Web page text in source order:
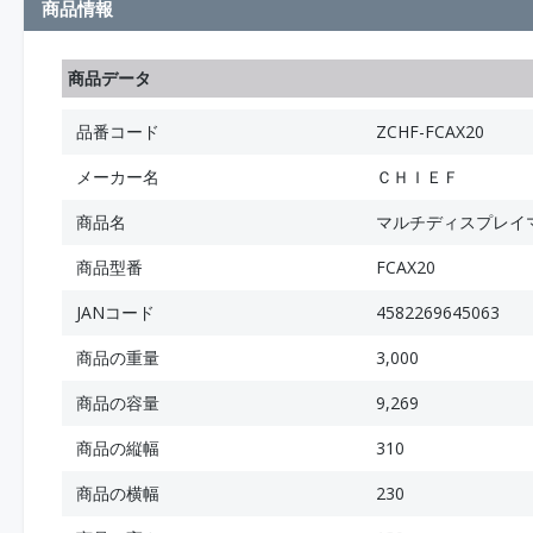
商品情報
商品データ
品番コード
ZCHF-FCAX20
メーカー名
ＣＨＩＥＦ
商品名
マルチディスプレイ
商品型番
FCAX20
JANコード
4582269645063
商品の重量
3,000
商品の容量
9,269
商品の縦幅
310
商品の横幅
230